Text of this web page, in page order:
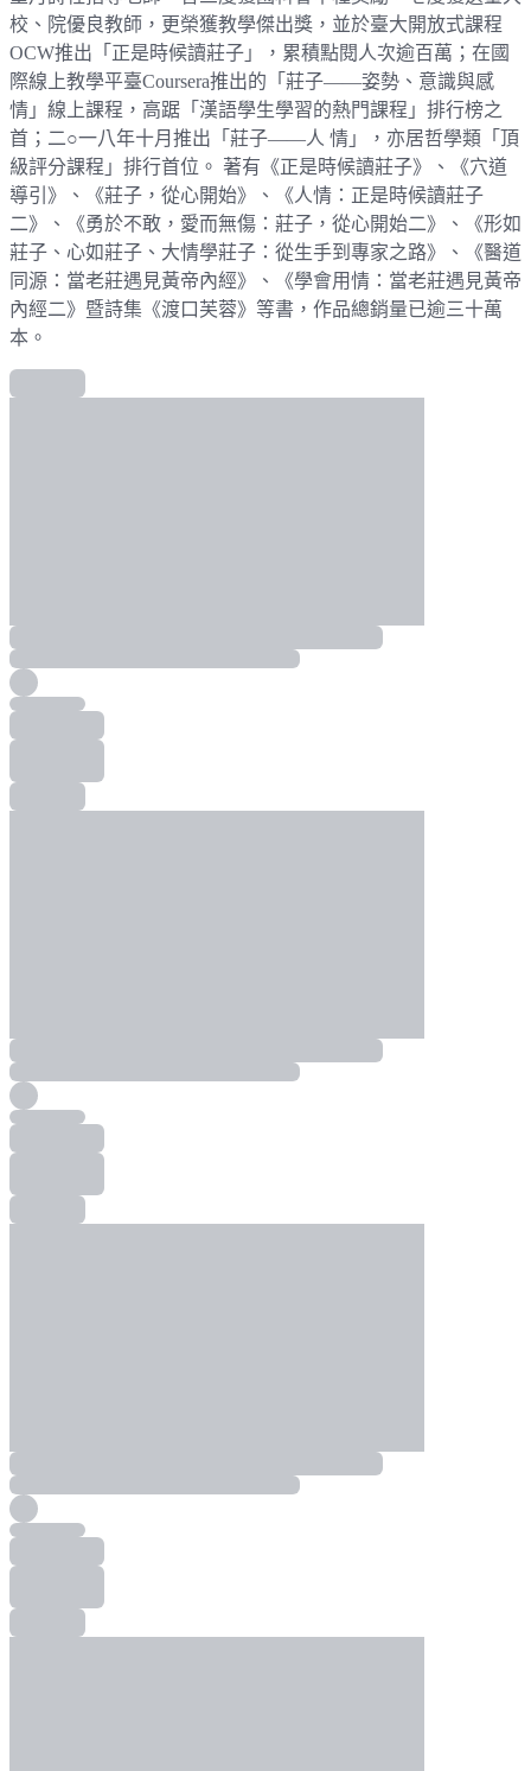
校、院優良教師，更榮獲教學傑出獎，並於臺大開放式課程
OCW推出「正是時候讀莊子」，累積點閱人次逾百萬；在國
際線上教學平臺Coursera推出的「莊子——姿勢、意識與感
情」線上課程，高踞「漢語學生學習的熱門課程」排行榜之
首；二○一八年十月推出「莊子——人 情」，亦居哲學類「頂
級評分課程」排行首位。 著有《正是時候讀莊子》、《穴道
導引》、《莊子，從心開始》、《人情：正是時候讀莊子
二》、《勇於不敢，愛而無傷：莊子，從心開始二》、《形如
莊子、心如莊子、大情學莊子：從生手到專家之路》、《醫道
同源：當老莊遇見黃帝內經》、《學會用情：當老莊遇見黃帝
內經二》暨詩集《渡口芙蓉》等書，作品總銷量已逾三十萬
本。